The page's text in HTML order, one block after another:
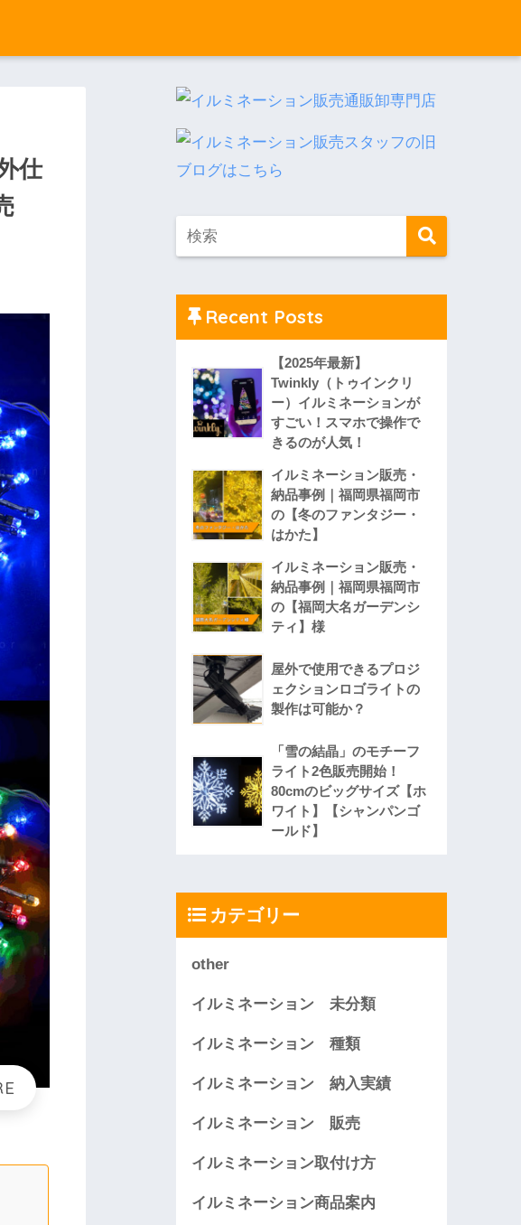
仕
Recent Posts
【2025年最新】
Twinkly（トゥインクリ
ー）イルミネーションが
すごい！スマホで操作で
きるのが人気！
イルミネーション販売・
納品事例｜福岡県福岡市
の【冬のファンタジー・
はかた】
イルミネーション販売・
納品事例｜福岡県福岡市
の【福岡大名ガーデンシ
ティ】様
屋外で使用できるプロジ
ェクションロゴライトの
製作は可能か？
「雪の結晶」のモチーフ
ライト2色販売開始！
80cmのビッグサイズ【ホ
ワイト】【シャンパンゴ
ールド】
カテゴリー
other
イルミネーション 未分類
イルミネーション 種類
イルミネーション 納入実績
イルミネーション 販売
イルミネーション取付け方
イルミネーション商品案内